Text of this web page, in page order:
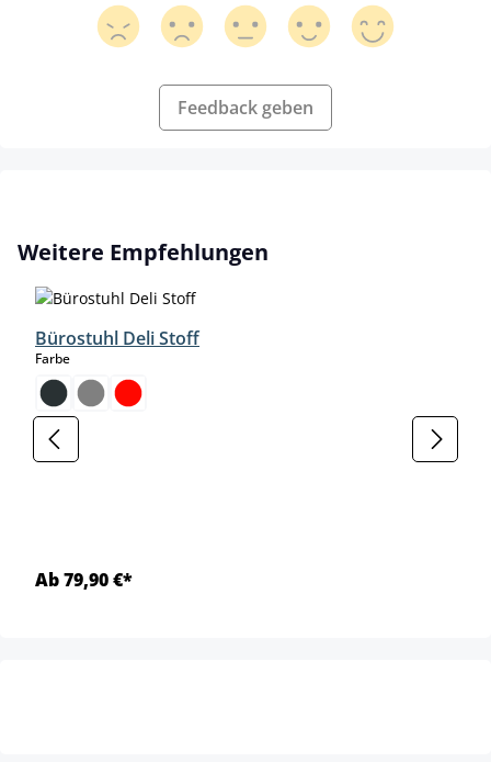
Feedback geben
Produktgalerie überspringen
Weitere Empfehlungen
Bürostuhl Deli Stoff
Farbeauswählen
Ab 79,90 €*